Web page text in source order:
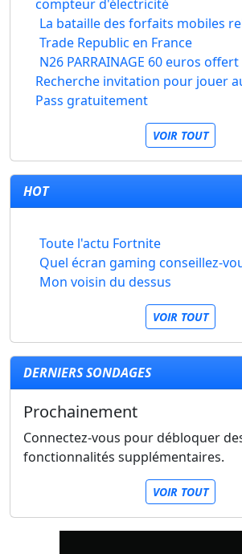
compteur d'électricité
La bataille des forfaits mobiles
Trade Republic en France
N26 PARRAINAGE 60 euros
Recherche invitation pour jouer
Pass gratuitement
VOIR TOUT
HOT
Toute l'actu Fortnite
Quel écran gaming conseillez-
Mon voisin du dessus
VOIR TOUT
DERNIERS SONDAGES
Prochainement
Connectez-vous pour débloquer
fonctionnalités supplémentaires.
VOIR TOUT